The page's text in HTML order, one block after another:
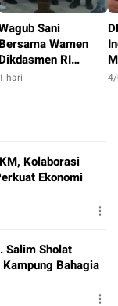
Sani
Bersama Wamen
Dikdasmen RI
Luncurkan Aplikasi
1 hari
Kolaborasi
Ekonomi
Salim Sholat
Bahagia